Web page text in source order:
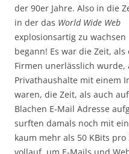
der 90er Jahre. Also in die
in der das World Wide Web
explosionsartig zu wachsen
begann! Es war die Zeit,
Firmen unerlässlich
Privathaushalte mit einem
waren, die Zeit, als auch
Blachen E-Mail Adresse
surften damals noch mit
kaum mehr als 50 KBits